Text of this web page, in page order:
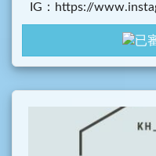
IG：https://